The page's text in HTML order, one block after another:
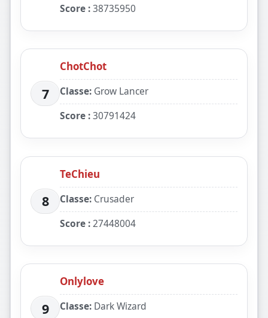
Score :38735950
7
ChotChot
Classe: Grow Lancer
Score :30791424
8
TeChieu
Classe: Crusader
Score :27448004
9
Onlylove
Classe: Dark Wizard